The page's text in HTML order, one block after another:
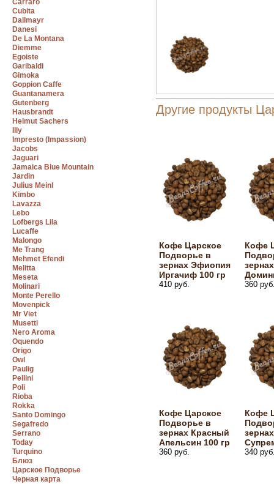
Carraro
Cubita
Dallmayr
Danesi
De La Montana
Diemme
Egoiste
Garibaldi
Gimoka
Goppion Caffe
Guantanamera
Gutenberg
Hausbrandt
Helmut Sachers
Illy
Impresto (Impassion)
Jacobs
Jaguari
Jamaica Blue Mountain
Jardin
Julius Meinl
Kimbo
Lavazza
Lebo
Lofbergs Lila
Lucaffe
Malongo
Me Trang
Mehmet Efendi
Melitta
Meseta
Molinari
Monte Perello
Movenpick
Mr Viet
Musetti
Nero Aroma
Oquendo
Origo
Owl
Paulig
Pellini
Poli
Rioba
Rokka
Santo Domingo
Segafredo
Serrano
Today
Turquino
Блюз
Царское Подворье
Черная карта
Другие продукты
Кофе Царское
Подворье в
зернах Эфиопия
Иргачиф 100 гр
410 руб.
Кофе
360
Кофе Царское
Подворье в
зернах Красный
Апельсин 100 гр
360 руб.
Кофе
340